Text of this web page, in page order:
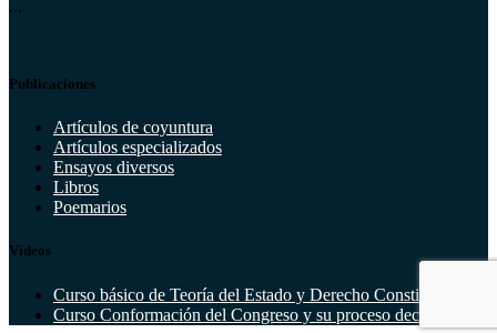
...
Publicaciones
Artículos de coyuntura
Artículos especializados
Ensayos diversos
Libros
Poemarios
Vídeos
Curso básico de Teoría del Estado y Derecho Constitucional
Curso Conformación del Congreso y su proceso decisorio